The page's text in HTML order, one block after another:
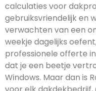
calculaties voor
gebruiksvriendelijk en
verwachten van een
weekje dagelijks
professionele offerte
dat je een beetje
Windows. Maar dan is